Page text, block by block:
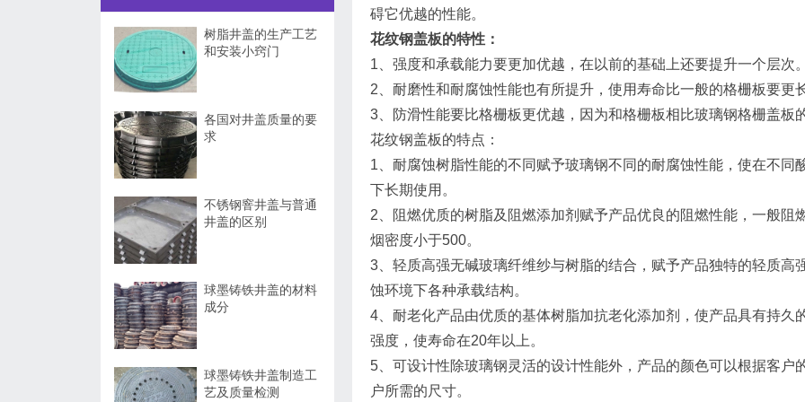
碍它优越的性能。
花纹钢盖板的特性：
1、强度和承载能力要更加优越，在以前的基础上还要提升一个层次
2、耐磨性和耐腐蚀性能也有所提升，使用寿命比一般的格栅板要更
3、防滑性能要比格栅板更优越，因为和格栅板相比玻璃钢格栅盖板
花纹钢盖板的特点：
1、耐腐蚀树脂性能的不同赋予玻璃钢不同的耐腐蚀性能，使在不同
下长期使用。
2、阻燃优质的树脂及阻燃添加剂赋予产品优良的阻燃性能，一般
烟密度小于500。
3、轻质高强无碱玻璃纤维纱与树脂的结合，赋予产品独特的轻质高
蚀环境下各种承载结构。
4、耐老化产品由优质的基体树脂加抗老化添加剂，使产品具有持久
强度，使寿命在20年以上。
5、可设计性除玻璃钢灵活的设计性能外，产品的颜色可以根据客户
户所需的尺寸。
树脂井盖的生产工艺
和安装小窍门
各国对井盖质量的要
求
不锈钢窨井盖与普通
井盖的区别
球墨铸铁井盖的材料
成分
球墨铸铁井盖制造工
艺及质量检测